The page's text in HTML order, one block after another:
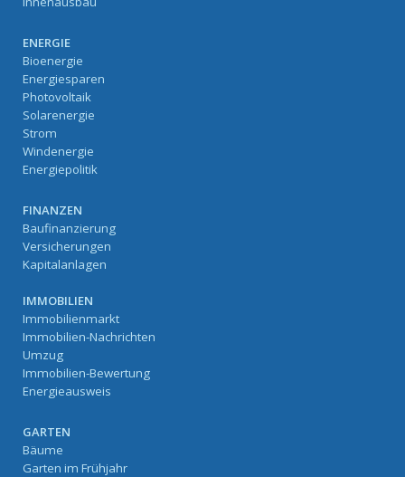
ENERGIE
Bioenergie
Energiesparen
Photovoltaik
Solarenergie
Strom
Windenergie
Energiepolitik
FINANZEN
Baufinanzierung
Versicherungen
Kapitalanlagen
IMMOBILIEN
Immobilienmarkt
Immobilien-Nachrichten
Umzug
Immobilien-Bewertung
Energieausweis
GARTEN
Bäume
Garten im Frühjahr